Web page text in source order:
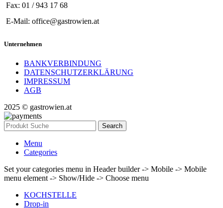
Fax: 01 / 943 17 68
E-Mail: office@gastrowien.at
Unternehmen
BANKVERBINDUNG
DATENSCHUTZERKLÄRUNG
IMPRESSUM
AGB
2025 © gastrowien.at
Search
Menu
Categories
Set your categories menu in Header builder -> Mobile -> Mobile
menu element -> Show/Hide -> Choose menu
KOCHSTELLE
Drop-in